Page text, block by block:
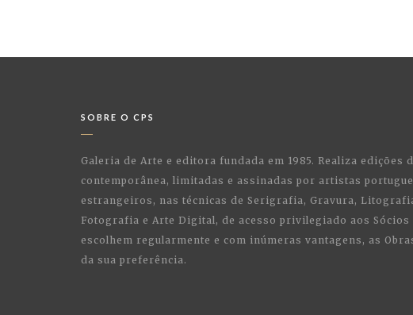
SOBRE O CPS
Galeria de Arte e editora fundada em 1985. Realiza edições
contemporânea, limitadas e assinadas por artistas
estrangeiros, nas técnicas de Serigrafia, Gravura,
Fotografia e Arte Digital, de acesso privilegiado aos Sócios
escolhem regularmente e com inúmeras vantagens, as
da sua preferência.